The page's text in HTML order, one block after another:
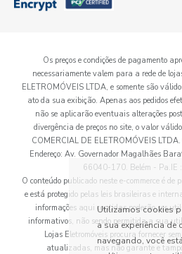
Os preços e condições de pagamento
necessariamente valem para a rede de
ELETROMÓVEIS LTDA, e somente são
ato da sua exibição. Apenas aos pedidos
não se aplicarão eventuais alterações
divergência de preços no site, o valor
COMERCIAL DE ELETROMÓVEIS
Endereço: Av. Governador Magalhães
66040-170. Belém -
O conteúdo publicado neste e-commerce é de
e está protegido pelas leis brasileiras e
informações aqui contidas poderão ser
informativos, não sendo permitida a sua
Lojas Eletromóveis procura fornecer
atualizadas, mas não garante e
Utilizamos cookies
a sua experiência
navegando, você